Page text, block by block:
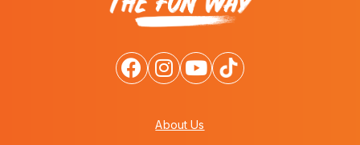
About Us